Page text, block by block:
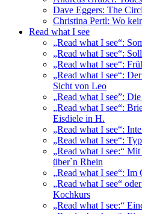
Dave Eggers: The
Christina Pertl: Wo
Read what I see
„Read what I see“:
„Read what I see“:
„Read what I see“:
„Read what I see“:
Sicht von Leo
„Read what I see”:
„Read what I see“:
Eisdiele in H.
„Read what I see“:
„Read what I see“:
„Read what I see:“
über`n Rhein
„Read what I see“:
„Read what I see“
Kochkurs
„Read what I see:“